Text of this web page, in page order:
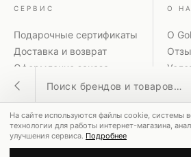
СЕРВИС
Подарочные сертификаты
Доставка и возврат
Оформление заказа
Способы оплаты
Акции и скидки
Контакты
О
О
На сайте используются файлы cookie, системы
технологии для работы интернет-магазина,
улучшения сервиса. Подробнее
ПОПУЛЯРНЫЕ ЗАПРОСЫ
MM6 Maison Margiela